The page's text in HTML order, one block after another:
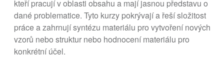
kteří pracují v oblasti obsahu a mají jasnou představu o
dané problematice. Tyto kurzy pokrývají a řeší složitost
práce a zahrnují syntézu materiálu pro vytvoření nových
vzorů nebo struktur nebo hodnocení materiálu pro
konkrétní účel.